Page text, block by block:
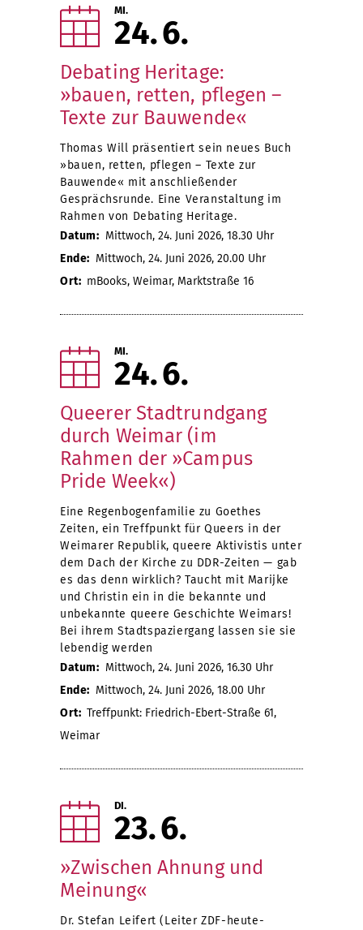
MI.
24 6
Debating Heritage:
»bauen, retten, pflegen –
Texte zur Bauwende«
Thomas Will präsentiert sein neues Buch
»bauen, retten, pflegen – Texte zur
Bauwende« mit anschließender
Gesprächsrunde. Eine Veranstaltung im
Rahmen von Debating Heritage.
Datum: Mittwoch, 24. Juni 2026, 18.30 Uhr
Ende: Mittwoch, 24. Juni 2026, 20.00 Uhr
Ort: mBooks, Weimar, Marktstraße 16
MI.
24 6
Queerer Stadtrundgang
durch Weimar (im
Rahmen der »Campus
Pride Week«)
Eine Regenbogenfamilie zu Goethes
Zeiten, ein Treffpunkt für Queers in der
Weimarer Republik, queere Aktivistis unter
dem Dach der Kirche zu DDR-Zeiten — gab
es das denn wirklich? Taucht mit Marijke
und Christin ein in die bekannte und
unbekannte queere Geschichte Weimars!
Bei ihrem Stadtspaziergang lassen sie sie
lebendig werden
Datum: Mittwoch, 24. Juni 2026, 16.30 Uhr
Ende: Mittwoch, 24. Juni 2026, 18.00 Uhr
Ort: Treffpunkt: Friedrich-Ebert-Straße 61,
Weimar
DI.
23 6
»Zwischen Ahnung und
Meinung«
Dr. Stefan Leifert (Leiter ZDF-heute-